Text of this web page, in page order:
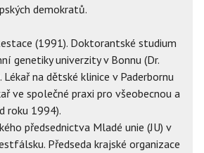
demokratů.
(1991). Doktorantské studium
genetiky univerzity v Bonnu (Dr.
na dětské klinice v Paderbornu
ve společné praxi pro všeobecnou a
roku 1994).
předsednictva Mladé unie (JU) v
Předseda krajské organizace